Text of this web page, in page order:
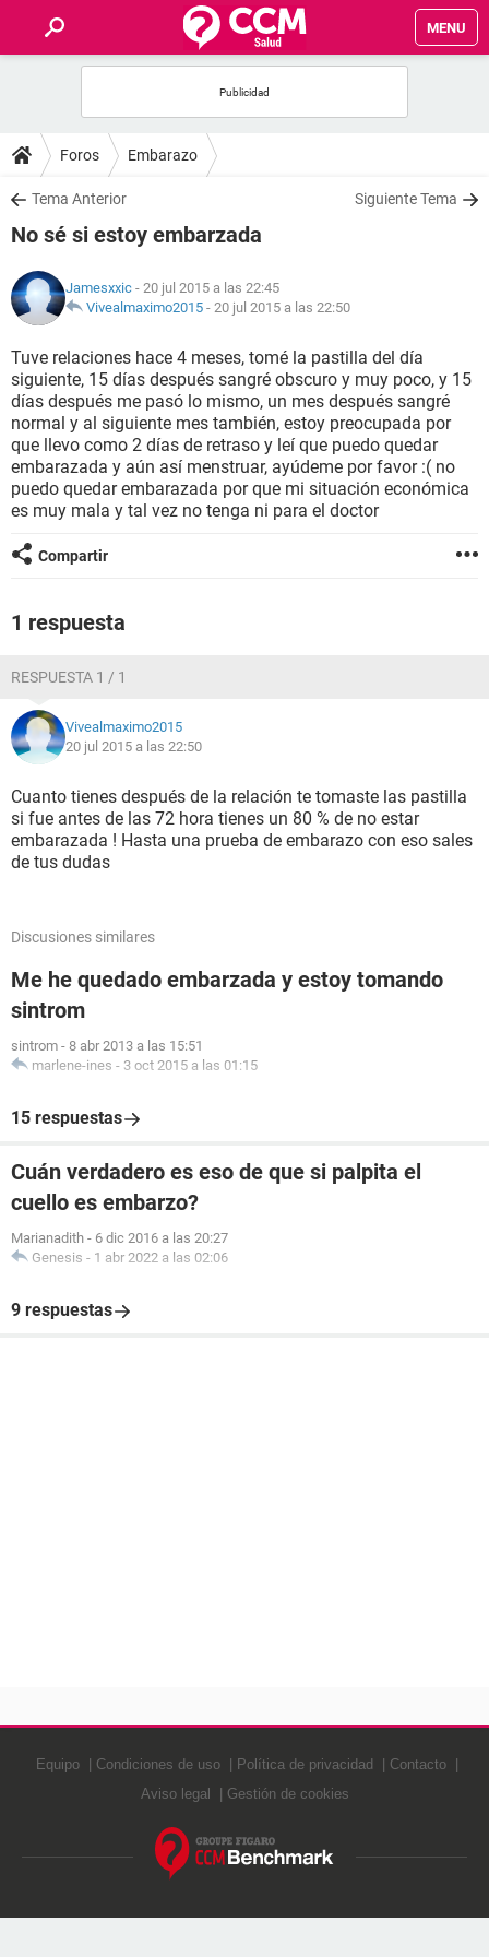
MENU
FOROS
SALUD
NUTRICIÓN
BIENESTAR
SEXUALIDAD
GLOSARIO
Foros Embarazo
Tema Anterior Siguiente Tema
No sé si estoy embarzada
Jamesxxic - 20 jul 2015 a las 22:45
Vivealmaximo2015 - 20 jul 2015 a las 22:50
Tuve relaciones hace 4 meses, tomé la pastilla del día
siguiente, 15 días después sangré obscuro y muy poco, y 15
días después me pasó lo mismo, un mes después sangré
normal y al siguiente mes también, estoy preocupada por
que llevo como 2 días de retraso y leí que puedo quedar
embarazada y aún así menstruar, ayúdeme por favor :( no
puedo quedar embarazada por que mi situación económica
es muy mala y tal vez no tenga ni para el doctor
Compartir
1 respuesta
RESPUESTA 1 / 1
Vivealmaximo2015
20 jul 2015 a las 22:50
Cuanto tienes después de la relación te tomaste las pastilla
si fue antes de las 72 hora tienes un 80 % de no estar
embarazada ! Hasta una prueba de embarazo con eso sales
de tus dudas
Discusiones similares
Me he quedado embarzada y estoy tomando
sintrom
sintrom - 8 abr 2013 a las 15:51
marlene-ines - 3 oct 2015 a las 01:15
15 respuestas
Cuán verdadero es eso de que si palpita el
cuello es embarzo?
Marianadith - 6 dic 2016 a las 20:27
Genesis - 1 abr 2022 a las 02:06
9 respuestas
Equipo Condiciones de uso Política de privacidad
Contacto
Aviso legal
Gestión de cookies